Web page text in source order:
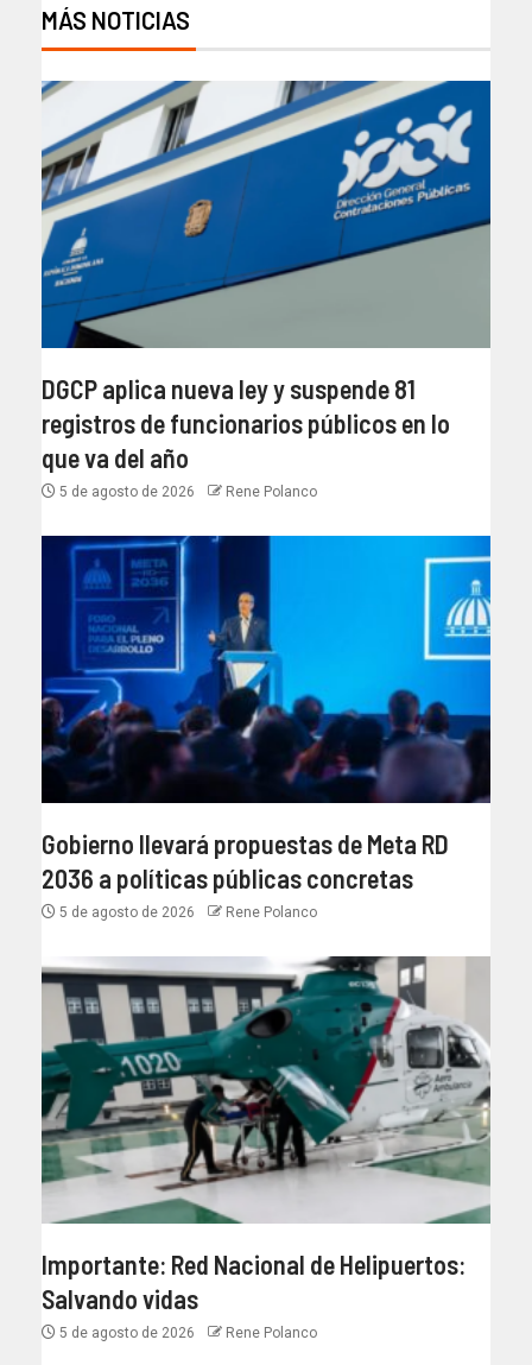
MÁS NOTICIAS
DGCP aplica nueva ley y suspende 81
registros de funcionarios públicos en lo
que va del año
5 de agosto de 2026 Rene Polanco
Gobierno llevará propuestas de Meta RD
2036 a políticas públicas concretas
5 de agosto de 2026 Rene Polanco
Importante: Red Nacional de Helipuertos:
Salvando vidas
5 de agosto de 2026 Rene Polanco